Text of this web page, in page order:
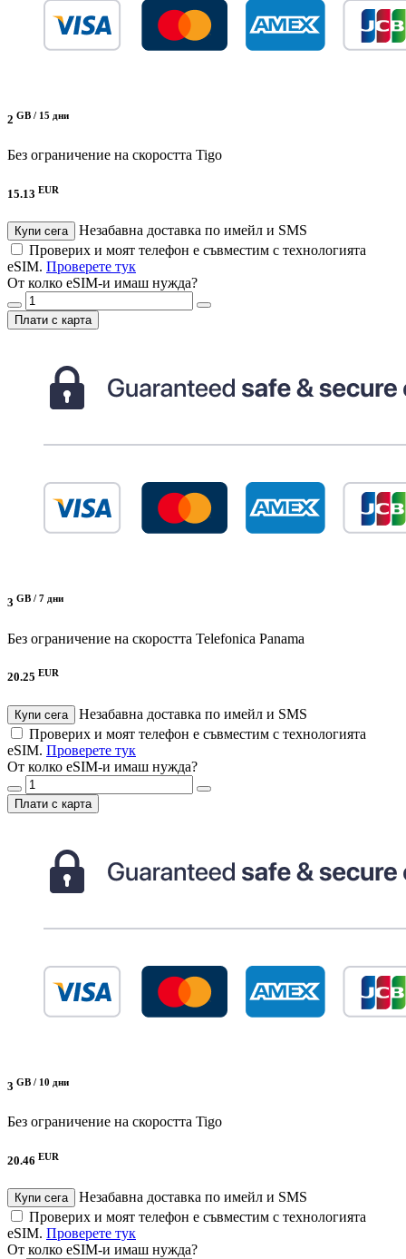
2 GB / 15 дни
Без ограничение на скоростта Tigo
15.13 EUR
Купи сега
Незабавна доставка по имейл и SMS
Проверих и моят телефон е съвместим с технологията
eSIM. Проверете тук
От колко eSIM-и имаш нужда?
Плати с карта
3 GB / 7 дни
Без ограничение на скоростта Telefonica Panama
20.25 EUR
Купи сега
Незабавна доставка по имейл и SMS
Проверих и моят телефон е съвместим с технологията
eSIM. Проверете тук
От колко eSIM-и имаш нужда?
Плати с карта
3 GB / 10 дни
Без ограничение на скоростта Tigo
20.46 EUR
Купи сега
Незабавна доставка по имейл и SMS
Проверих и моят телефон е съвместим с технологията
eSIM. Проверете тук
От колко eSIM-и имаш нужда?